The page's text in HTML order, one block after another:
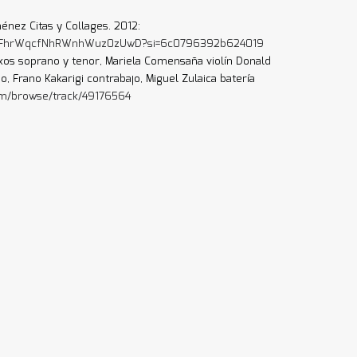
Citas y Collages. 2012:
soprano y tenor, Mariela Comensaña violín Donald
Frano Kakarigi contrabajo, Miguel Zulaica batería
browse/track/49176564